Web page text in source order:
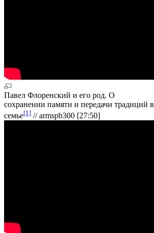
Павел Флоренский и его род. О
сохранении памяти и передачи традиций в
семье[1] // armspb300 [27:50]